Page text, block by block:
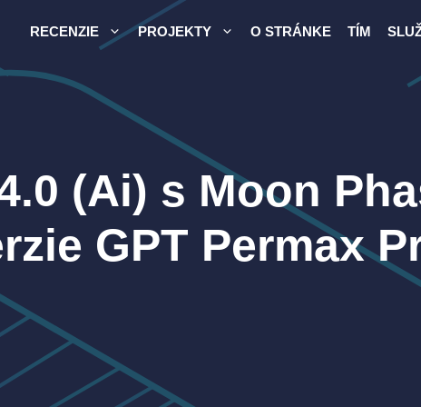
RECENZIE PROJEKTY O STRÁNKE TÍM
(Ai) s Moon
GPT Permax